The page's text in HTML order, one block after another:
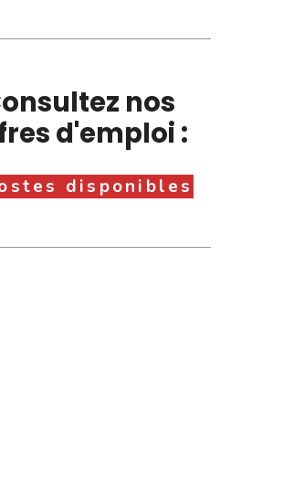
nos
d'emploi :
disponibles